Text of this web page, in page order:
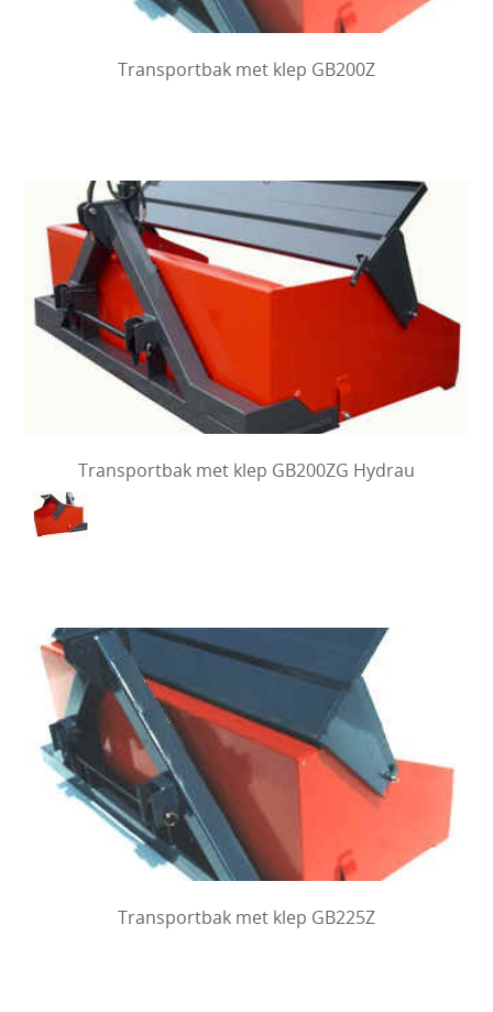
Transportbak met klep GB200Z
Transportbak met klep GB200ZG Hydrau
Transportbak met klep GB225Z